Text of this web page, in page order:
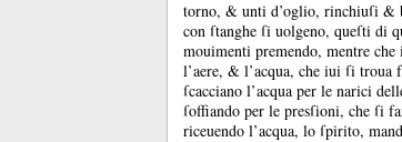
torno, & unti d’oglio, rinchiuſi &
con ſtanghe ſi uolgeno, queſti di
mouimenti premendo, mentre
l’aere, & l’acqua, che iui ſi
ſcacciano l’acqua per le narici
ſoffiando per le presſioni, che ſi
riceuendo l’acqua, lo ſpirito,